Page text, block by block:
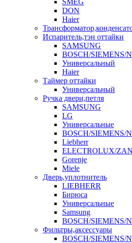
SMEG
DON
Haier
Испаритель,тэн оттайки
SAMSUNG
BOSCH/SIEMENS/
Универсальный
Haier
Таймер оттайки
Универсальный
Ручка двери,петля
SAMSUNG
LG
Универсальные
BOSCH/SIEMENS/
Liebherr
ELECTROLUX/
Gorenje
Miele
Дверь,уплотнитель
LIEBHERR
Бирюса
Универсальные
Samsung
BOSCH/SIEMENS/
Фильтры,аксессуары
BOSCH/SIEMENS/